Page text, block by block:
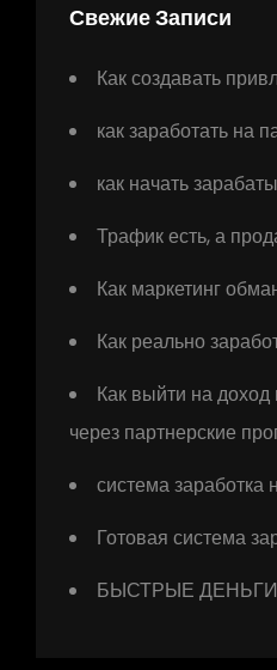
Свежие Записи
Как создавать
как заработать на
как начать
Трафик есть, а
Как маркетинг
Как реально
Как выйти на
через партнерские
система заработка
Готовая система
БЫСТРЫЕ